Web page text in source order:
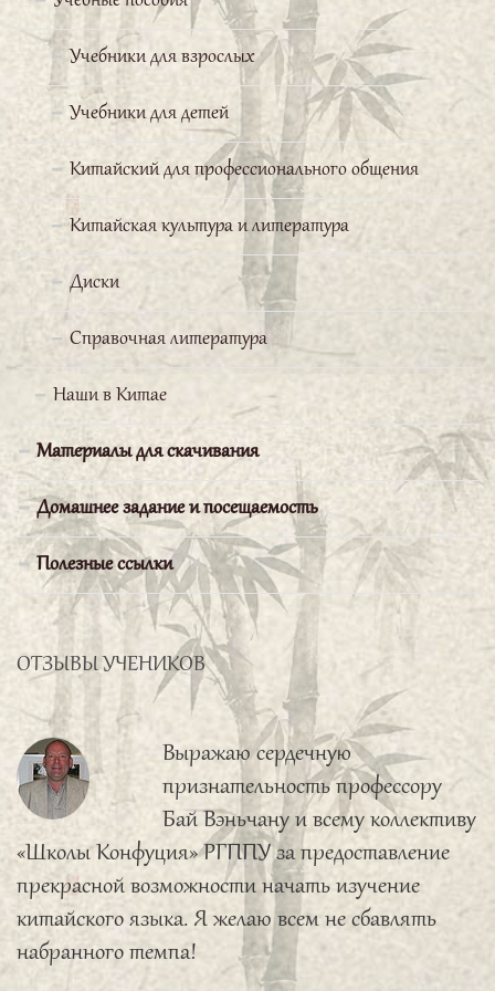
Учебники для взрослых
Учебники для детей
Китайский для профессионального общения
Китайская культура и литература
Диски
Справочная литература
Наши в Китае
Материалы для скачивания
Домашнее задание и посещаемость
Полезные ссылки
ОТЗЫВЫ УЧЕНИКОВ
потому что царит атмосфера
доброжелательная и приветливая. Отдельная
благодарность нашему преподавателю Бай
Вэньчану, все уроки которого проходят
увлекательно и на одном дыхании. Я желаю
Школе дальнейших успехов и новых
старательных слушателей.
Первый год обучения прошел
прекрасно. Отличный
преподаватель, хорошая
организация, душевная атмосфера-все очень
порадовало и приятно удивило. Узнал много
нового и захотел узнать еще больше. Спасибо,
что открыли такую Школу, так держать!
Горшков Евгений
Выражаю сердечную
признательность профессору
Бай Вэньчану и всему коллективу
«Школы Конфуция» РГППУ за предоставление
прекрасной возможности начать изучение
китайского языка. Я желаю всем не сбавлять
набранного темпа!